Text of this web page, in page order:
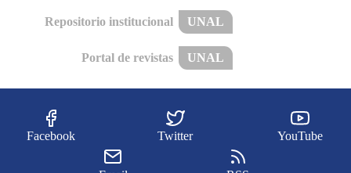
Repositorio institucional UNAL
Portal de revistas UNAL
Facebook Twitter YouTube